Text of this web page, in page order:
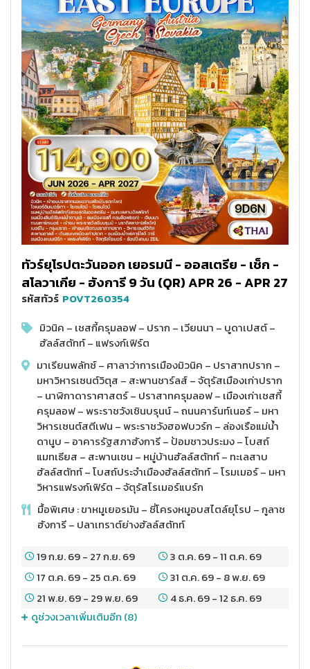
ทัวร์ยุโรปตะวันออก เยอรมนี - ออสเตรีย - เช็ก -
สโลวาเกีย - ฮังการี 9 วัน (QR) APR 26 - APR 27
รหัสทัวร์ POVT260354
มิวนิค – เชสกี้ครุมลอฟ – ปราก – เวียนนา – บูดาเปสต์ –
ฮัลล์สตัทท์ – แฟรงก์เฟิร์ต
มาเรียนพลัทซ์ – ศาลาว่าการเมืองมิวนิค – ปราสาทปราก –
มหาวิหารเซนต์วิตุส – สะพานชาร์ลส์ – จัตุรัสเมืองเก่าปราก
– นาฬิกาดาราศาสตร์ – ปราสาทครุมลอฟ – เมืองเก่าเชสกี้
ครุมลอฟ – พระราชวังเชินบรุนน์ – ถนนคาร์นท์เนอร์ – มหา
วิหารเซนต์สตีเฟน – พระราชวังฮอฟบวร์ก – ล่องเรือแม่น้ำ
ดานูบ – อาคารรัฐสภาฮังการี – ป้อมชาวประมง – โบสถ์
แมทเธียส – สะพานเชน – หมู่บ้านฮัลล์สตัทท์ – ทะเลสาบ
ฮัลล์สตัทท์ – โบสถ์ประจำเมืองฮัลล์สตัทท์ – โรมเมอร์ – มหา
วิหารแฟรงก์เฟิร์ต – จัตุรัสโรเมอร์แบร์ก
มื้อพิเศษ : ขาหมูเยอรมัน – ซี่โครงหมูอบสไตล์ยุโรป – กูลาช
ฮังการี – ปลาเทราต์ย่างฮัลล์สตัทท์
19 ก.ย. 69- 27 ก.ย. 69 3 ต.ค. 69-11 ต.ค. 69
17 ต.ค. 69- 25 ต.ค. 69 31 ต.ค. 69- 8 พ.ย. 69
21 พ.ย. 69- 29 พ.ย. 69 4 ธ.ค. 69-12 ธ.ค. 69
ดูช่วงเวลาเพิ่มเติมอีก (8)